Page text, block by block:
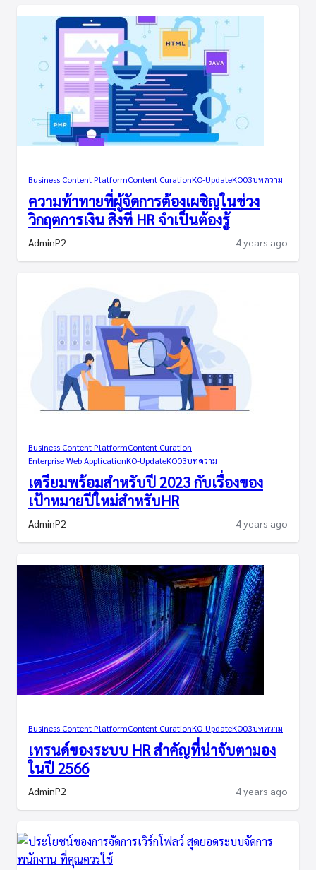
Business Content PlatformContent CurationKO-UpdateKO03บทความ
ความท้าทายที่ผู้จัดการต้องเผชิญในช่วง
วิกฤตการเงิน สิ่งที่ HR จำเป็นต้องรู้
AdminP2 4 years ago
Business Content PlatformContent Curation
Enterprise Web ApplicationKO-UpdateKO03บทความ
เตรียมพร้อมสำหรับปี 2023 กับเรื่องของ
เป้าหมายปีใหม่สำหรับHR
AdminP2 4 years ago
Business Content PlatformContent CurationKO-UpdateKO03บทความ
เทรนด์ของระบบ HR สำคัญที่น่าจับตามอง
ในปี 2566
AdminP2 4 years ago